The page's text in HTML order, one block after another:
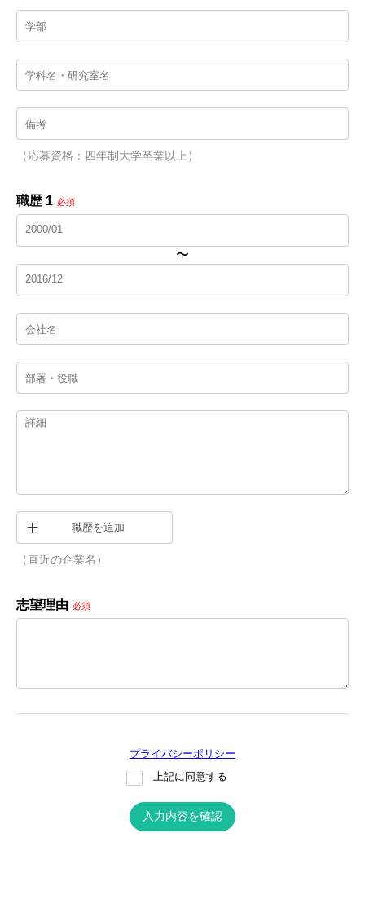
（応募資格：四年制大学卒業以上）
職歴 1 必須
〜
職歴を追加
（直近の企業名）
志望理由 必須
プライバシーポリシー
上記に同意する
入力内容を確認